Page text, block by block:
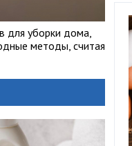
для уборки дома,
методы, считая